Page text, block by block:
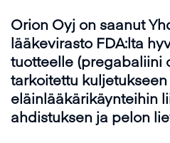
Orion Oyj on saanut
lääkevirasto FDA:lta
tuotteelle (pregabaliini
tarkoitettu kuljetukseen
eläinlääkärikäynteihin
ahdistuksen ja pelon